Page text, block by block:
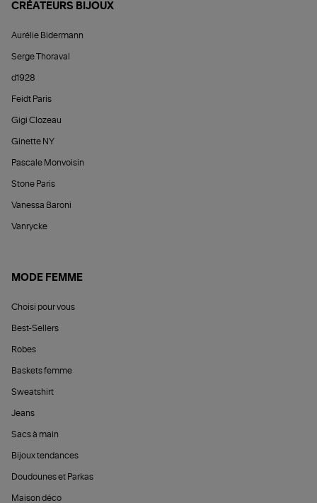
CRÉATEURS BIJOUX
Aurélie Bidermann
Serge Thoraval
d1928
Feidt Paris
Gigi Clozeau
Ginette NY
Pascale Monvoisin
Stone Paris
Vanessa Baroni
Vanrycke
MODE FEMME
Choisi pour vous
Best-Sellers
Robes
Baskets femme
Sweatshirt
Jeans
Sacs à main
Bijoux tendances
Doudounes et Parkas
Maison déco